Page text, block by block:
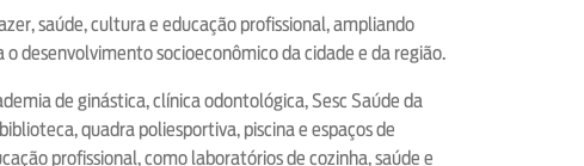
saúde, cultura e educação profissional, ampliando
desenvolvimento socioeconômico da cidade e da região.
de ginástica, clínica odontológica, Sesc Saúde da
quadra poliesportiva, piscina e espaços de
profissional, como laboratórios de cozinha, saúde e